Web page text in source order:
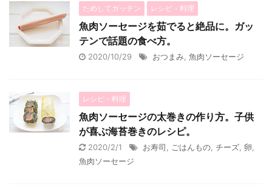
ためしてガッテン レシピ・料理
魚肉ソーセージを茹でると絶品に。ガッ
テンで話題の食べ方。
2020/10/29 おつまみ 魚肉ソーセージ
レシピ・料理
魚肉ソーセージの太巻きの作り方。子供
が喜ぶ海苔巻きのレシピ。
2020/2/1 お寿司 ごはんもの チーズ 卵
魚肉ソーセージ